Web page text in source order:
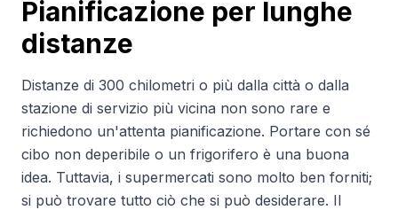
Pianificazione per lunghe
distanze
Distanze di 300 chilometri o più dalla città o dalla
stazione di servizio più vicina non sono rare e
richiedono un'attenta pianificazione. Portare con sé
cibo non deperibile o un frigorifero è una buona
idea. Tuttavia, i supermercati sono molto ben forniti;
si può trovare tutto ciò che si può desiderare. Il